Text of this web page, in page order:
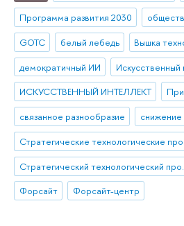
Программа развития 2030
GOTC
белый лебедь
Вышка
демократичный ИИ
Искусственный
ИСКУССТВЕННЫЙ ИНТЕЛЛЕКТ
связанное разнообразие
Стратегический
Форсайт
Форсайт-центр